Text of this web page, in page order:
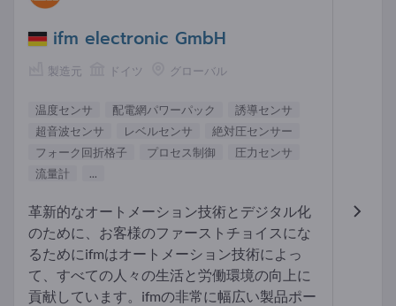
ifm electronic GmbH
製造元 ドイツ グローバル
温度センサ 配電網パワーパック
誘導センサ
超音波センサ
レベルセンサ
絶対圧センサー
フォーク回折格子
プロセス制御
圧力センサ
流量計
...
革新的なオートメーション技術とデジタル化
のために、お客様のファーストチョイスにな
るためにifmはオートメーション技術によっ
て、すべての人々の生活と労働環境の向上に
貢献しています。ifmの非常に幅広い製品ポー